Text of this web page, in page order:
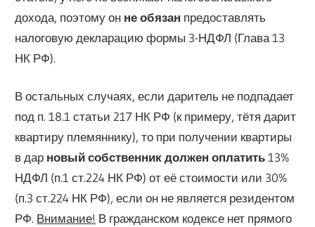
дохода, поэтому он не обязан предоставлять
налоговую декларацию формы 3-НДФЛ (Глава 13
НК РФ).
В остальных случаях, если даритель не подпадает
под п. 18.1 статьи 217 НК РФ (к примеру, тётя дарит
квартиру племяннику), то при получении квартиры
в дар новый собственник должен оплатить13%
НДФЛ (п.1 ст.224 НК РФ) от её стоимости или 30%
(п.3 ст.224 НК РФ), если он не является резидентом
РФ. Внимание! В гражданском кодексе нет прямого